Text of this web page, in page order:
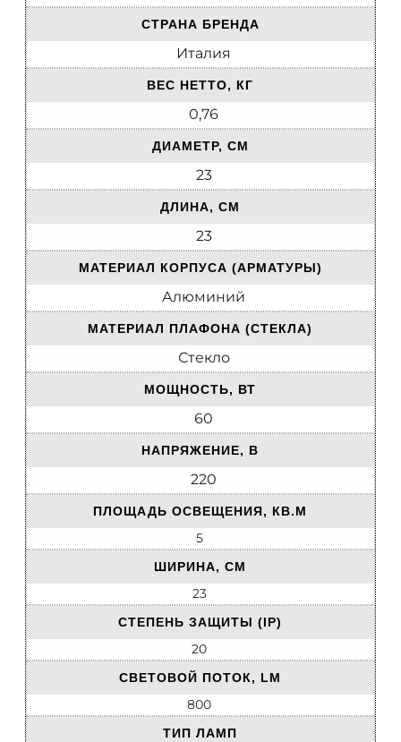
СТРАНА БРЕНДА
Италия
ВЕС НЕТТО, КГ
0,76
ДИАМЕТР, СМ
23
ДЛИНА, СМ
23
МАТЕРИАЛ КОРПУСА (АРМАТУРЫ)
Алюминий
МАТЕРИАЛ ПЛАФОНА (СТЕКЛА)
Стекло
МОЩНОСТЬ, ВТ
60
НАПРЯЖЕНИЕ, В
220
ПЛОЩАДЬ ОСВЕЩЕНИЯ, КВ.М
5
ШИРИНА, СМ
23
СТЕПЕНЬ ЗАЩИТЫ (IP)
20
СВЕТОВОЙ ПОТОК, LM
800
ТИП ЛАМП